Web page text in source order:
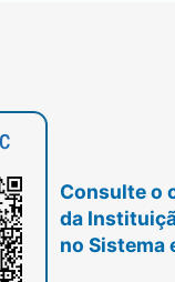
Consulte o
da
no Sistema